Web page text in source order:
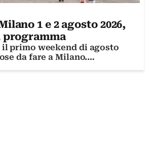
1 e 2 agosto 2026,
il primo weekend di agosto
da fare a Milano.